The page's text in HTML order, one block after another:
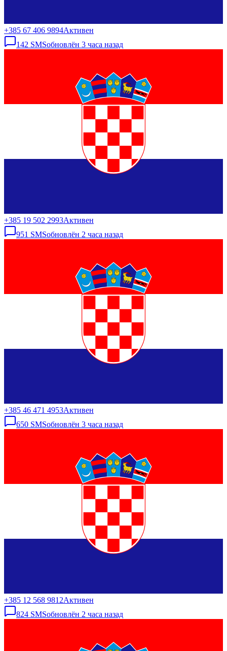
+385 67 406 9894Активен
142 SMSобновлён 3 часа назад
+385 19 502 2993Активен
951 SMSобновлён 2 часа назад
+385 46 471 4953Активен
650 SMSобновлён 3 часа назад
+385 12 568 9812Активен
824 SMSобновлён 2 часа назад